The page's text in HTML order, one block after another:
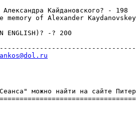
Кайдановского? - 198
of Alexander Kaydanovskey
ENGLISH)? -? 200
можно найти на сайте